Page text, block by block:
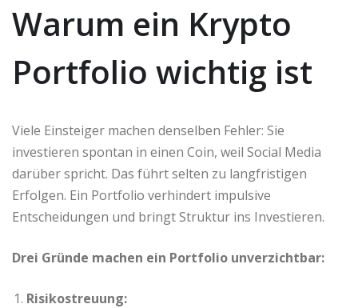
Warum ein Krypto
Portfolio wichtig ist
Viele Einsteiger machen denselben Fehler: Sie
investieren spontan in einen Coin, weil Social Media
darüber spricht. Das führt selten zu langfristigen
Erfolgen. Ein Portfolio verhindert impulsive
Entscheidungen und bringt Struktur ins Investieren.
Drei Gründe machen ein Portfolio unverzichtbar:
Risikostreuung: